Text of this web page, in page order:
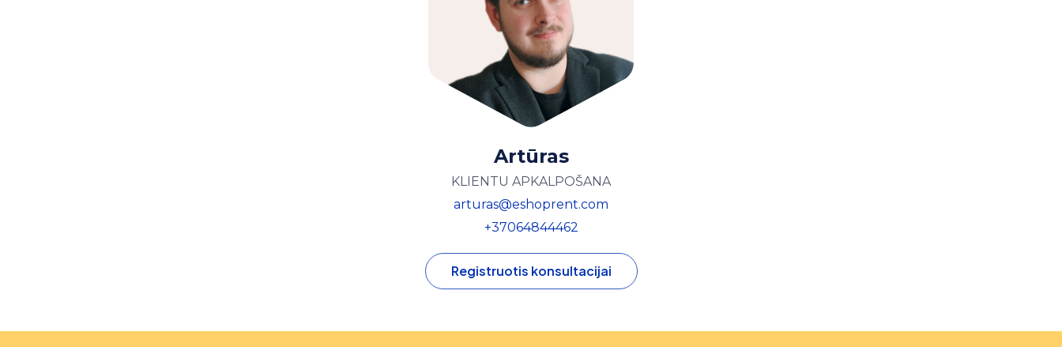
Artūras
KLIENTU APKALPOŠANA
arturas@eshoprent.com
+37064844462
Registruotis konsultacijai